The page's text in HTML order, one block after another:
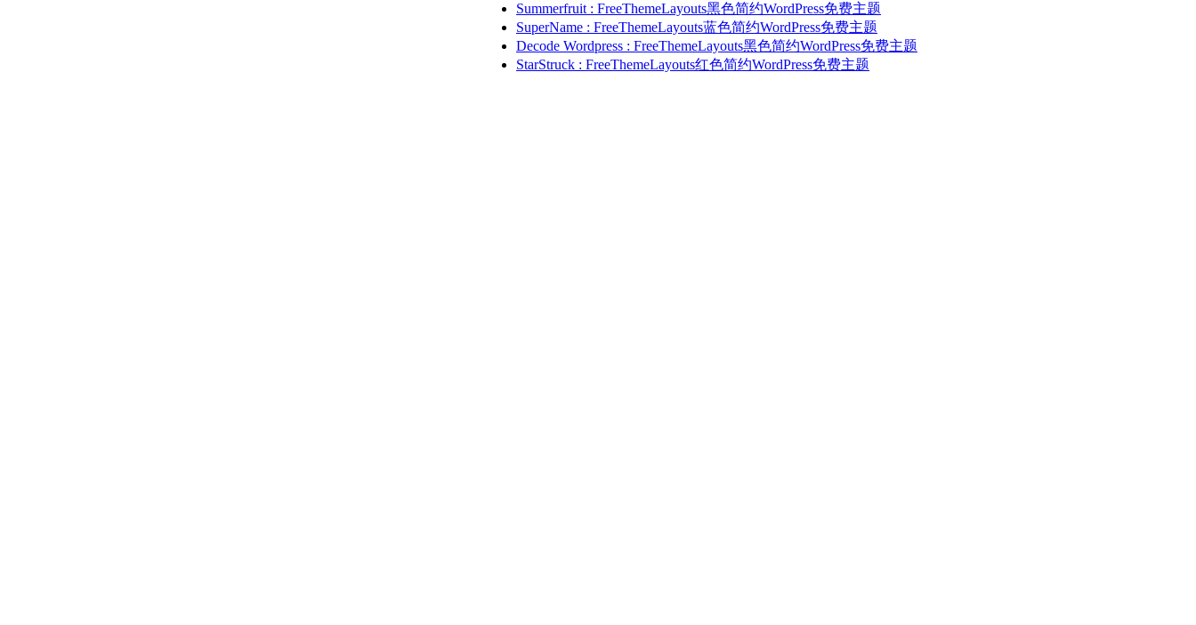
Summerfruit : FreeThemeLayouts黑色简约WordPress免费主题
SuperName : FreeThemeLayouts蓝色简约WordPress免费主题
Decode Wordpress : FreeThemeLayouts黑色简约WordPress免费主题
StarStruck : FreeThemeLayouts红色简约WordPress免费主题